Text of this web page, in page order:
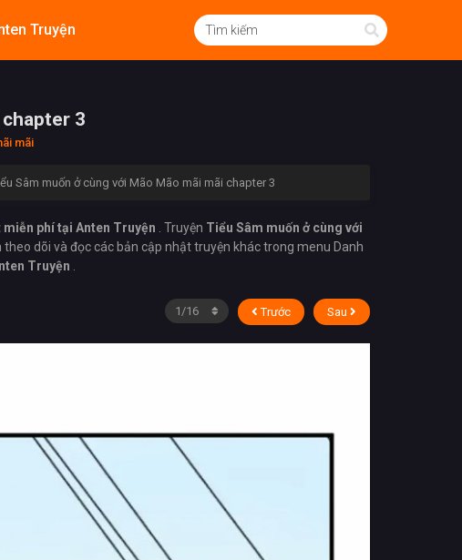
Truyện
3
mãi
Sâm muốn ở cùng với Mão Mão mãi mãi chapter 3
phí tại Anten Truyện . Truyện Tiểu Sâm muốn ở cùng với
theo dõi và đọc các bản cập nhật truyện khác trong menu Danh
Truyện
Trước Sau